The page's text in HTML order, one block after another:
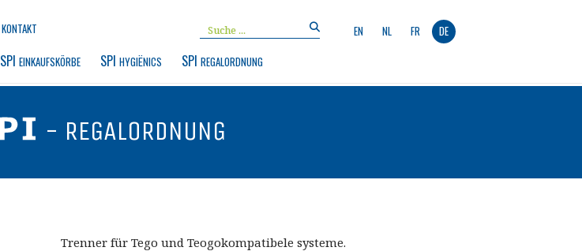
KONTAKT EN NL FR DE
SPI EINKAUFSKÖRBE SPI HYGIËNICS SPI REGALORDNUNG
- REGALORDNUNG
Trenner für Tego und Teogokompatibele systeme.